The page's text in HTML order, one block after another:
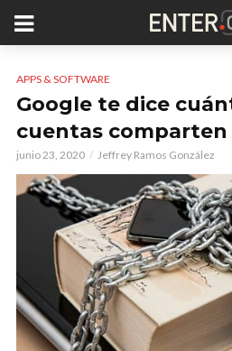
APPS & SOFTWARE
Google te dice
cuentas
junio 23, 2020 Jeffrey Ramos González